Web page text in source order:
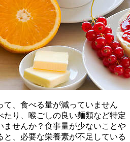
て、食べる量が減っていません
たり、喉ごしの良い麺類など特定
ませんか？食事量が少ないことや
、必要な栄養素が不足している